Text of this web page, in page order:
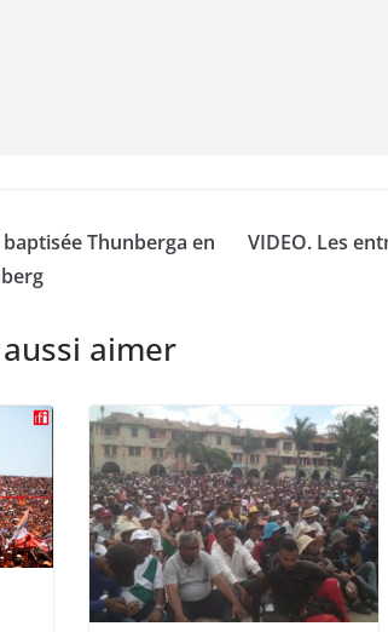
Thunberga en
VIDEO. Les
aimer